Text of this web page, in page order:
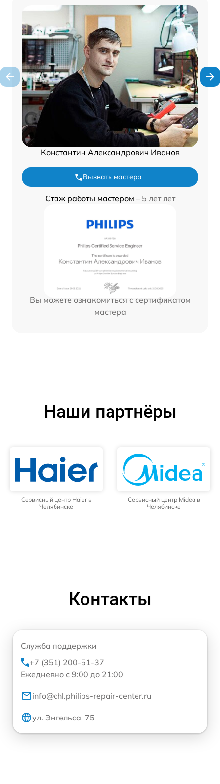
Константин Александрович Иванов
Вызвать мастера
Стаж работы мастером – 5 лет лет
Вы можете ознакомиться с сертификатом
мастера
Наши партнёры
Сервисный центр Haier в
Челябинске
Сервисный центр Midea в
Челябинске
Контакты
Служба поддержки
+7 (351) 200-51-37
Ежедневно с 9:00 до 21:00
info@chl.philips-repair-center.ru
ул. Энгельса, 75